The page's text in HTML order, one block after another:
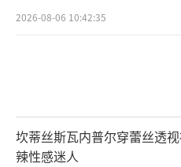
2026-08-06 10:42:35
坎蒂丝斯瓦内普尔穿蕾丝透
辣性感迷人